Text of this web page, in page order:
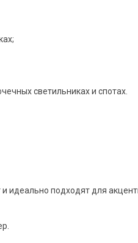
светильниках и спотах.
идеально подходят для